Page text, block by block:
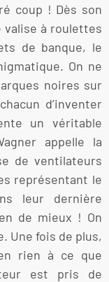
coup ! Dès son
à roulettes
de banque, le
On ne
noires sur
d’inventer
un véritable
appelle la
de ventilateurs
représentant le
leur dernière
de mieux ! On
Une fois de plus,
rien à ce que
est pris de